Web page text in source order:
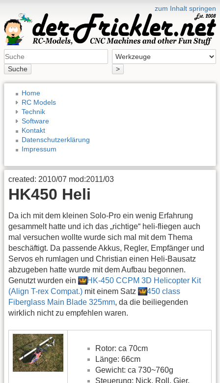
zum Inhalt springen
Suche >
Home
RC Models
Technik
Software
Kontakt
Datenschutzerklärung
Impressum
created: 2010/07 mod:2011/03
HK450 Heli
Da ich mit dem kleinen Solo-Pro ein wenig Erfahrung
gesammelt hatte und ich das „richtige“ heli-fliegen auch
mal versuchen wollte wurde sich mal mit dem Thema
beschäftigt. Da passende Akkus, Regler, Empfänger und
Servos eh rumlagen und Christian einen Heli-Bausatz
abzugeben hatte wurde mit dem Aufbau begonnen.
Genutzt wurden ein
HK-450 CCPM 3D Helicopter Kit
(Align T-rex Compat.) mit einem Satz
450 class
Fiberglass Main Blade 325mm, da die beiliegenden
wirklich nicht zu empfehlen waren.
Rotor: ca 70cm
Länge: 66cm
Gewicht: ca 730~760g
Steuerung: Nick, Roll, Gier,